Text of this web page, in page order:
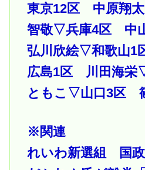
東京12区 中原翔
智敬▽兵庫4区 中
弘川欣絵▽和歌山
広島1区 川田海
ともこ▽山口3区
※関連
れいわ新選組 国政